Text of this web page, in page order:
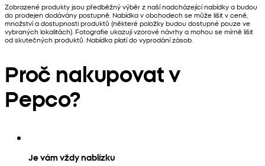
Zobrazené produkty jsou předběžný výběr z naší nadcházející nabídky a budou
do prodejen dodávány postupně. Nabídka v obchodech se může lišit v ceně,
množství a dostupnosti produktů (některé položky budou dostupné pouze ve
vybraných lokalitách). Fotografie ukazují vzorové návrhy a mohou se mírně lišit
od skutečných produktů. Nabídka platí do vyprodání zásob.
Proč nakupovat v
Pepco?
Je vám vždy nablízku